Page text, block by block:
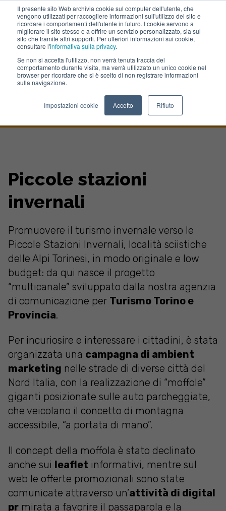
Il presente sito Web archivia cookie sul computer dell'utente, che
vengono utilizzati per raccogliere informazioni sull'utilizzo del sito e
ricordare i comportamenti dell'utente in futuro. I cookie servono a
migliorare il sito stesso e a offrire un servizio personalizzato, sia sul
sito che tramite altri supporti. Per ulteriori informazioni sui cookie,
consultare l'informativa sulla privacy.
Se non si accetta l'utilizzo, non verrà tenuta traccia del
comportamento durante visita, ma verrà utilizzato un unico cookie nel
browser per ricordare che si è scelto di non registrare informazioni
sulla navigazione.
Impostazioni cookie Accetto Rifiuto
Lavora con noi
Turismo Torino Piccole Stazioni
Piccole stazioni
invernali
Promuovere il turismo invernale verso le
Piccole Stazioni Invernali, località sciistiche
delle Alpi Torinesi, in modo originale e low
budget: da qui nasce il progetto
“multicanale” sviluppato dalla nostra agenzia
di comunicazione per Turismo Torino e
Provincia.
Per incuriosire e interessare i cittadini, è stata
organizzata una campagna di ambient
marketing nelle strade di diverse città del
Nord Italia, con la realizzazione di “moffole”
giganti posizionate sulle auto parcheggiate,
che veicolano il concetto di montagna
accessibile, “a portata di mano”.
Il concept della moffola è stato declinato
anche sui leaflet informativi, mentre sul
web le offerte promozionali sono state
comunicate attraverso un’attività di digital
pr mirata a favorire il passaparola e la